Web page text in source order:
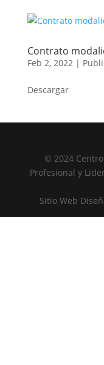
Contrato
Feb 2, 2022|
Descargar
© 2024
Profesional y
Sitio Web